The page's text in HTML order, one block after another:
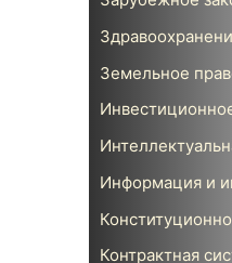
Земельное
Информация и
Контрактная